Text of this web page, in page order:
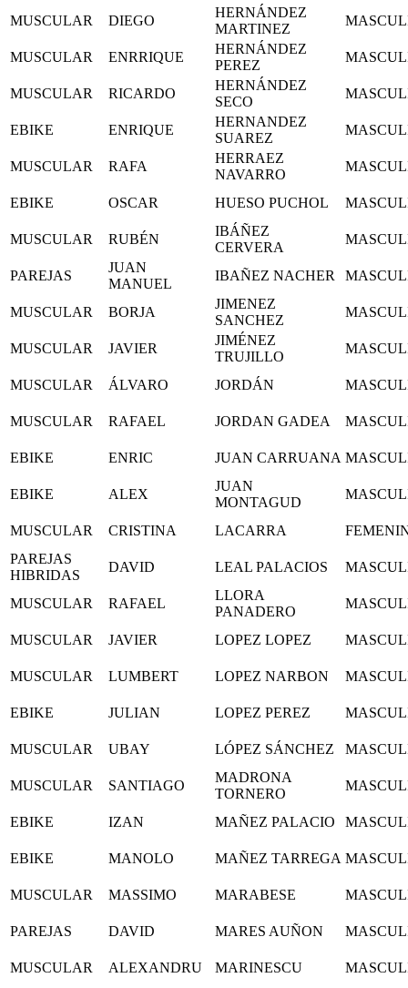
MUSCULAR DIEGO
HERNÁNDEZ
MARTINEZ
MUSCULAR ENRRIQUE
HERNÁNDEZ
PEREZ
MUSCULAR RICARDO
HERNÁNDEZ
SECO
EBIKE ENRIQUE
HERNANDEZ
SUAREZ
MUSCULAR RAFA
HERRAEZ
NAVARRO
EBIKE OSCAR HUESO PUCHOL
MUSCULAR RUBÉN
IBÁÑEZ
CERVERA
PAREJAS
JUAN
MANUEL
IBAÑEZ NACHER
MUSCULAR BORJA
JIMENEZ
SANCHEZ
MUSCULAR JAVIER
JIMÉNEZ
TRUJILLO
MUSCULAR ÁLVARO JORDÁN
MUSCULAR RAFAEL JORDAN GADEA
EBIKE ENRIC JUAN CARRUANA
EBIKE ALEX
JUAN
MONTAGUD
MUSCULAR CRISTINA LACARRA
PAREJAS
HIBRIDAS
DAVID LEAL PALACIOS
MUSCULAR RAFAEL
LLORA
PANADERO
MUSCULAR JAVIER LOPEZ LOPEZ
MUSCULAR LUMBERT LOPEZ NARBON
EBIKE JULIAN LOPEZ PEREZ
MUSCULAR UBAY LÓPEZ SÁNCHEZ
MUSCULAR SANTIAGO
MADRONA
TORNERO
EBIKE IZAN MAÑEZ PALACIO
EBIKE MANOLO MAÑEZ TARREGA
MUSCULAR MASSIMO MARABESE
PAREJAS DAVID MARES AUÑON
MUSCULAR ALEXANDRU MARINESCU